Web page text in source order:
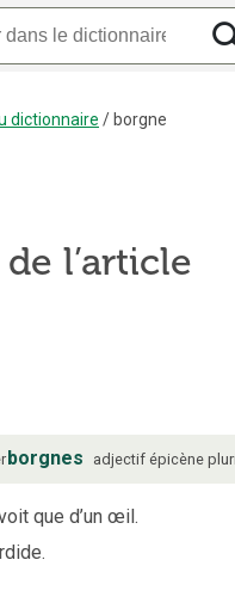
dictionnaire / borgne
l’article
borgnes adjectif épicène
que d’un œil.